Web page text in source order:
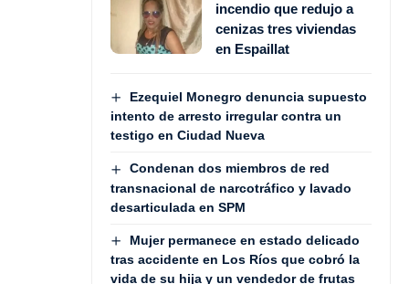
incendio que redujo a
cenizas tres viviendas
en Espaillat
Ezequiel Monegro denuncia supuesto
intento de arresto irregular contra un
testigo en Ciudad Nueva
Condenan dos miembros de red
transnacional de narcotráfico y lavado
desarticulada en SPM
Mujer permanece en estado delicado
tras accidente en Los Ríos que cobró la
vida de su hija y un vendedor de frutas